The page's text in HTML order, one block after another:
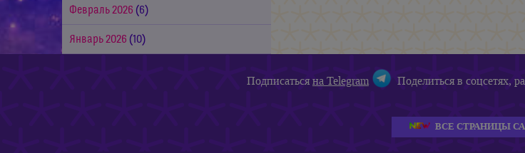
Февраль 2026 (6)
Январь 2026 (10)
Подписатьсяна Telegram Поделиться в соцсетях,
ВСЕ СТРАНИЦЫ